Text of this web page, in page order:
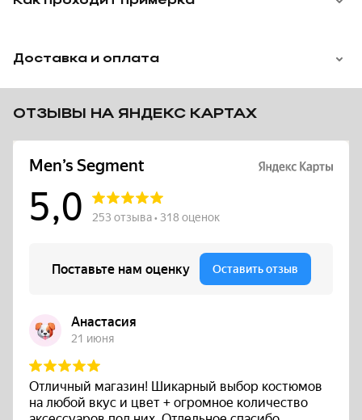
Доставка и оплата
ОТЗЫВЫ НА ЯНДЕКС КАРТАХ